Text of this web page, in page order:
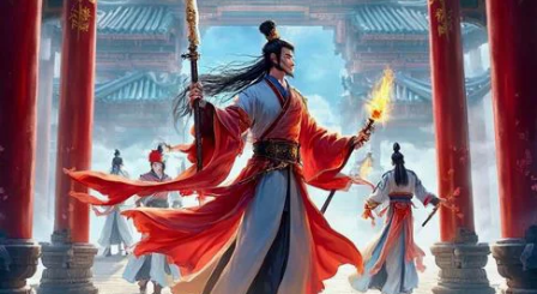
男裝 化妝保養 情趣用品
日本購物 電子/紙本書
HOT